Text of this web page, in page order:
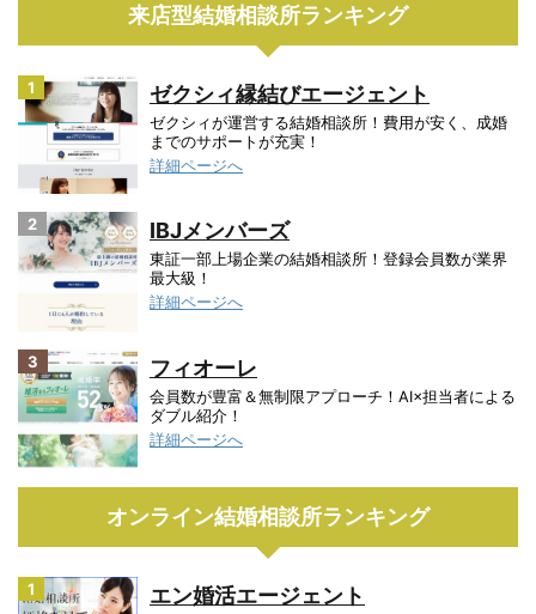
来店型結婚相談所ランキング
1 ゼクシィ縁結びエージェント
ゼクシィが運営する結婚相談所！費用が安く、成婚
までのサポートが充実！
詳細ページへ
2 IBJメンバーズ
東証一部上場企業の結婚相談所！登録会員数が業界
最大級！
詳細ページへ
3 フィオーレ
会員数が豊富＆無制限アプローチ！AI×担当者による
ダブル紹介！
詳細ページへ
オンライン結婚相談所ランキング
1 エン婚活エージェント